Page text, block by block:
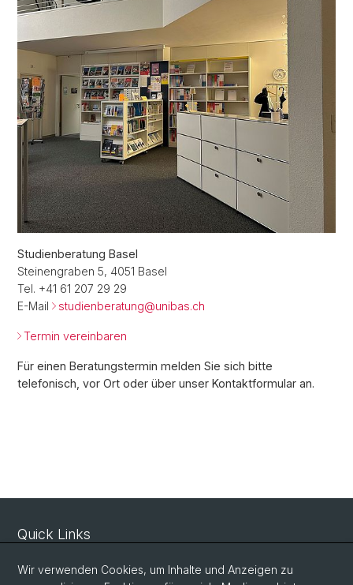
Studienberatung Basel
Steinengraben 5, 4051 Basel
Tel. +41 61 207 29 29
E-Mail
studienberatung@unibas.ch
Termin vereinbaren
Für einen Beratungstermin melden Sie sich bitte
telefonisch, vor Ort oder über unser Kontaktformular an.
Quick Links
Virtuelle Infothek
Wir verwenden Cookies, um Inhalte und Anzeigen zu